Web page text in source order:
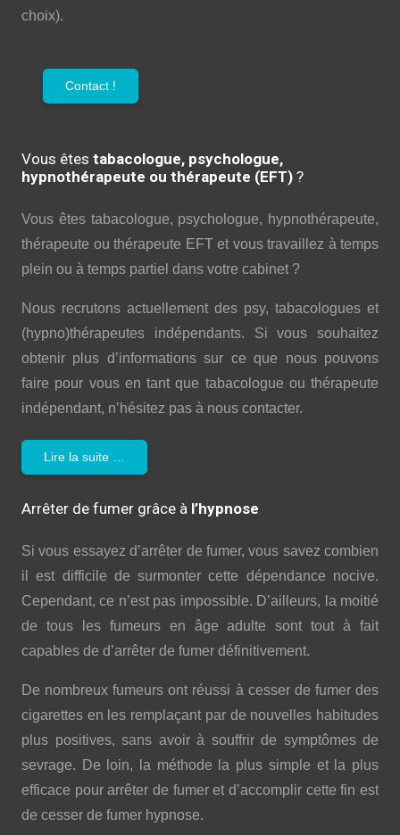
choix).
Contact !
Vous êtes tabacologue, psychologue,
hypnothérapeute ou thérapeute (EFT) ?
Vous êtes tabacologue, psychologue, hypnothérapeute,
thérapeute ou thérapeute EFT et vous travaillez à temps
plein ou à temps partiel dans votre cabinet ?
Nous recrutons actuellement des psy, tabacologues et
(hypno)thérapeutes indépendants. Si vous souhaitez
obtenir plus d’informations sur ce que nous pouvons
faire pour vous en tant que tabacologue ou thérapeute
indépendant, n’hésitez pas à nous contacter.
Lire la suite …
Arrêter de fumer grâce à l’hypnose
Si vous essayez d’arrêter de fumer, vous savez combien
il est difficile de surmonter cette dépendance nocive.
Cependant, ce n’est pas impossible. D’ailleurs, la moitié
de tous les fumeurs en âge adulte sont tout à fait
capables de d’arrêter de fumer définitivement.
De nombreux fumeurs ont réussi à cesser de fumer des
cigarettes en les remplaçant par de nouvelles habitudes
plus positives, sans avoir à souffrir de symptômes de
sevrage. De loin, la méthode la plus simple et la plus
efficace pour arrêter de fumer et d’accomplir cette fin est
de cesser de fumer hypnose.